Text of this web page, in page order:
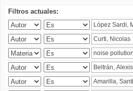
Filtros actuales: